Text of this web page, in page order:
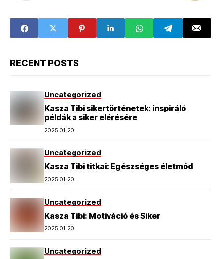
RECENT POSTS
Uncategorized
Kasza Tibi sikertörténetek: inspiráló
példák a siker elérésére
2025.01.20.
Uncategorized
Kasza Tibi titkai: Egészséges életmód
2025.01.20.
Uncategorized
Kasza Tibi: Motiváció és Siker
2025.01.20.
Uncategorized